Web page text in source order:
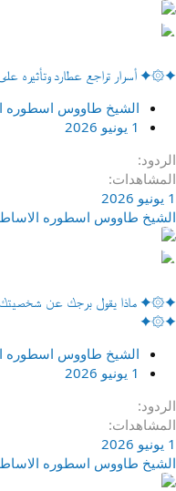
✦۞✦ أسرار تراجع عطارد وتأثيره
الشيخ طاووس اسطوره
1 يونيو 2026
الردود
المشاهدات
1 يونيو 2026
الشيخ طاووس اسطوره
✦۞✦ ماذا يقول برجك عن شخصيتك
✦۞✦
الشيخ طاووس اسطوره
1 يونيو 2026
الردود
المشاهدات
1 يونيو 2026
الشيخ طاووس اسطوره